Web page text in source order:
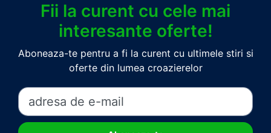
Fii la curent cu cele mai
interesante oferte!
Aboneaza-te pentru a fi la curent cu ultimele stiri si
oferte din lumea croazierelor